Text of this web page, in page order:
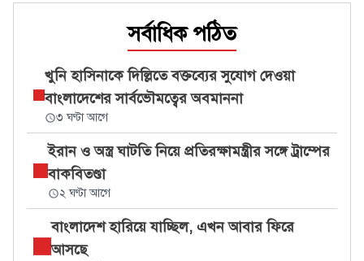
সর্বাধিক পঠিত
খুনি হাসিনাকে দিল্লিতে বক্তব্যের সুযোগ দেওয়া
বাংলাদেশের সার্বভৌমত্বের অবমাননা
৩ ঘণ্টা আগে
ইরান ও অস্ত্র ঘাটতি নিয়ে প্রতিরক্ষামন্ত্রীর সঙ্গে ট্রাম্পের
বাকবিতণ্ডা
২ ঘণ্টা আগে
বাংলাদেশ হারিয়ে যাচ্ছিল, এখন আবার ফিরে
আসছে